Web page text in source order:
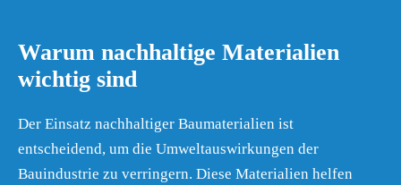
Warum nachhaltige Materialien
wichtig sind
Der Einsatz nachhaltiger Baumaterialien ist
entscheidend, um die Umweltauswirkungen der
Bauindustrie zu verringern. Diese Materialien helfen